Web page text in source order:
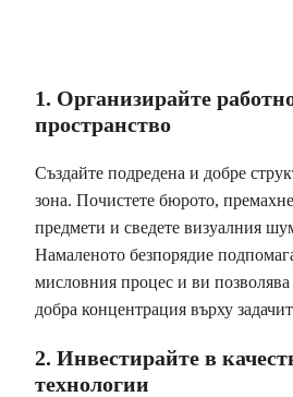
1. Организирайте
пространство
Създайте подредена и добре
зона. Почистете бюрото,
предмети и сведете визуалния
Намаленото безпорядие
мисловния процес и ви
добра концентрация върху
2. Инвестирайте в
технологии